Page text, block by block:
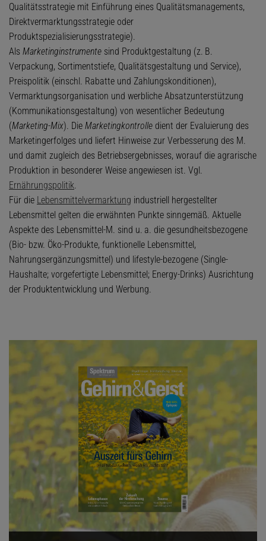
Qualitätsstrategie mit Einführung eines Qualitätsmanagements,
Direktvermarktungsstrategie oder
Produktspezialisierungsstrategie).
Als Marketinginstrumente sind Produktgestaltung (z. B.
Verpackung, Sortimentstiefe, Qualitätsgestaltung und Service),
Preispolitik (einschl. Rabatte und Zahlungskonditionen),
Vermarktungsorganisation und werbliche Absatzunterstützung
(Kommunikationsgestaltung) von wesentlicher Bedeutung
(Marketing-Mix). Die Marketingkontrolle dient der Evaluierung des
Marketingerfolges und liefert Hinweise zur Verbesserung des M.
und damit zugleich des Betriebsergebnisses, worauf die agrarische
Produktion in besonderer Weise angewiesen ist. Vgl.
Ernährungspolitik.
Für die Lebensmittelvermarktung industriell hergestellter
Lebensmittel gelten die erwähnten Punkte sinngemäß. Aktuelle
Aspekte des Lebensmittel-M. sind u. a. die gesundheitsbezogene
(Bio- bzw. Öko-Produkte, funktionelle Lebensmittel,
Nahrungsergänzungsmittel) und lifestyle-bezogene (Single-
Haushalte; vorgefertigte Lebensmittel; Energy-Drinks) Ausrichtung
der Produktentwicklung und Werbung.